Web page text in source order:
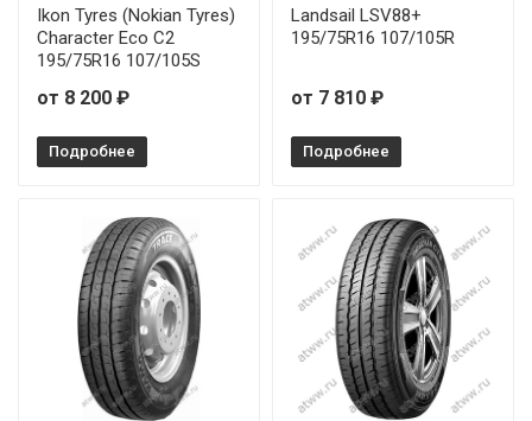
Ikon Tyres (Nokian Tyres)
Character Eco C2
195/75R16 107/105S
от 8 200 ₽
Подробнее
Landsail LSV88+
195/75R16 107/105R
от 7 810 ₽
Подробнее